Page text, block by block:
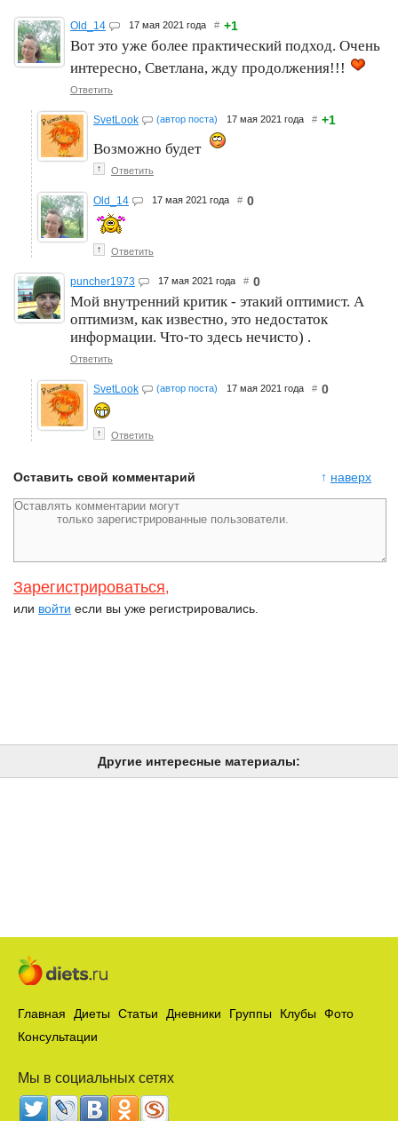
Old_14 17 мая 2021 года # +1
Вот это уже более практический подход. Очень
интересно, Светлана, жду продолжения!!!
Ответить
SvetLook (автор поста) 17 мая 2021 года # +1
Возможно будет
↑ Ответить
Old_14 17 мая 2021 года # 0
↑ Ответить
puncher1973 17 мая 2021 года # 0
Мой внутренний критик - этакий оптимист. А
оптимизм, как известно, это недостаток
информации. Что-то здесь нечисто) .
Ответить
SvetLook (автор поста) 17 мая 2021 года # 0
↑ Ответить
↑ наверх
Оставить свой комментарий
Зарегистрироваться,
или войти если вы уже регистрировались.
Другие интересные материалы:
Главная Диеты Статьи Дневники Группы Клубы
Фото
Консультации
Мы в социальных сетях